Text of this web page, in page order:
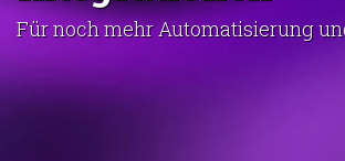
Für noch mehr Automatisierung